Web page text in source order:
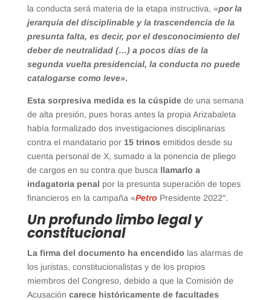
la conducta será materia de la etapa instructiva, «por la
jerarquía del disciplinable y la trascendencia de la
presunta falta, es decir, por el desconocimiento del
deber de neutralidad (…) a pocos días de la
segunda vuelta presidencial, la conducta no puede
catalogarse como leve».
Esta sorpresiva medida es la cúspidede una semana
de alta presión, pues horas antes la propia Arizabaleta
había formalizado dos investigaciones disciplinarias
contra el mandatario por 15 trinos emitidos desde su
cuenta personal de X, sumado a la ponencia de pliego
de cargos en su contra que busca llamarlo a
indagatoria penal por la presunta superación de topes
financieros en la campaña «Petro Presidente 2022″.
Un profundo limbo legal y
constitucional
La firma del documento ha encendido las alarmas de
los juristas, constitucionalistas y de los propios
miembros del Congreso, debido a que la Comisión de
Acusación carece históricamente de facultades